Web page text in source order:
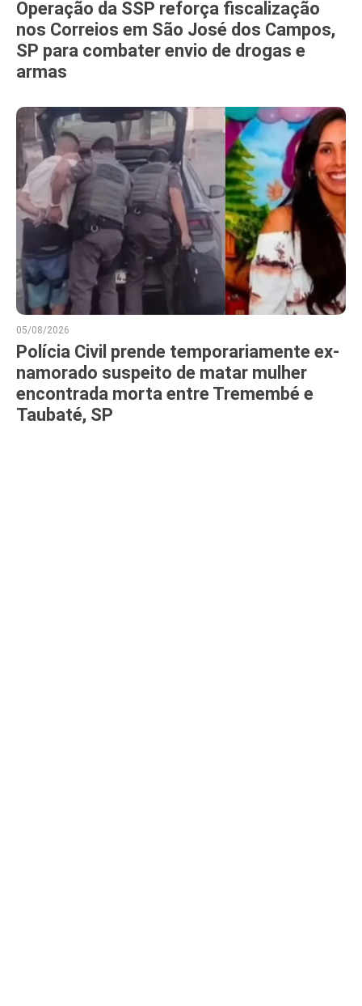
Operação da SSP reforça fiscalização
nos Correios em São José dos Campos,
SP para combater envio de drogas e
armas
05/08/2026
Polícia Civil prende temporariamente ex-
namorado suspeito de matar mulher
encontrada morta entre Tremembé e
Taubaté, SP